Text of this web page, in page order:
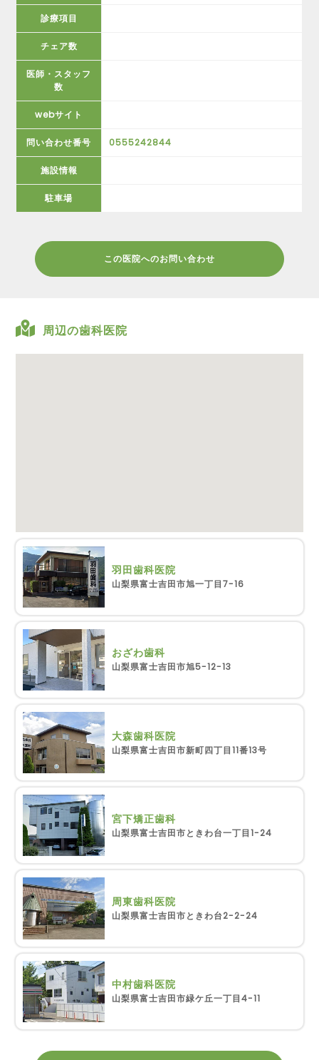
診療項目
チェア数
医師・スタッフ
数
webサイト
問い合わせ番号 0555242844
施設情報
駐車場
この医院へのお問い合わせ
周辺の歯科医院
羽田歯科医院
山梨県富士吉田市旭一丁目7-16
おざわ歯科
山梨県富士吉田市旭5-12-13
大森歯科医院
山梨県富士吉田市新町四丁目11番13号
宮下矯正歯科
山梨県富士吉田市ときわ台一丁目1-24
周東歯科医院
山梨県富士吉田市ときわ台2-2-24
中村歯科医院
山梨県富士吉田市緑ケ丘一丁目4-11